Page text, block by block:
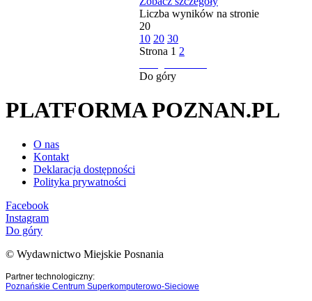
Liczba wyników na stronie
20
10 20 30
Strona 1 2
Do góry
PLATFORMA POZNAN.PL
O nas
Kontakt
Deklaracja dostępności
Polityka prywatności
Facebook
Instagram
Do góry
© Wydawnictwo Miejskie Posnania
Partner technologiczny:
Poznańskie Centrum Superkomputerowo-Sieciowe